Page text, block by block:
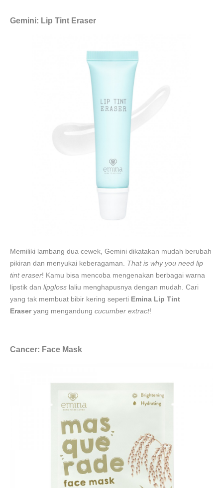
Gemini: Lip Tint Eraser
Memiliki lambang dua cewek, Gemini dikatakan mudah berubah
pikiran dan menyukai keberagaman. That is why you need lip
tint eraser! Kamu bisa mencoba mengenakan berbagai warna
lipstik dan lipgloss laliu menghapusnya dengan mudah. Cari
yang tak membuat bibir kering seperti Emina Lip Tint
Eraseryang mengandung cucumber extract!
Cancer: Face Mask